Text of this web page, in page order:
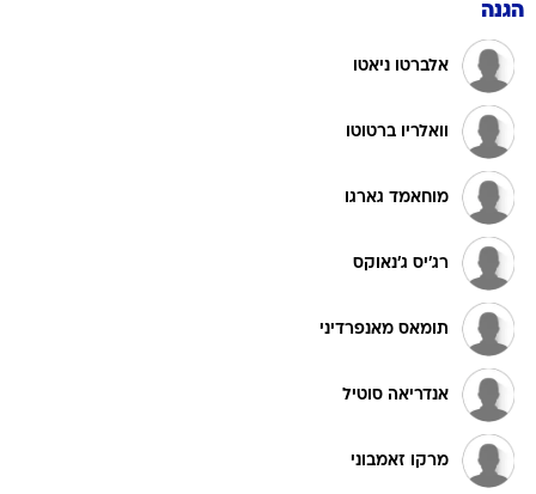
הגנה
אלברטו ניאטו
וואלריו ברטוטו
מוחאמד גארגו
רג'יס ג'נאוקס
תומאס מאנפרדיני
אנדריאה סוטיל
מרקו זאמבוני